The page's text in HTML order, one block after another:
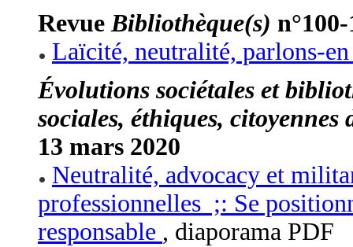
RevueBibliothèque(s)
Laïcité, neutralité, parlons-
Évolutions sociétales et
sociales, éthiques,
13 mars 2020
Neutralité, advocacy et
professionnelles ;: Se
responsable , diaporama PDF